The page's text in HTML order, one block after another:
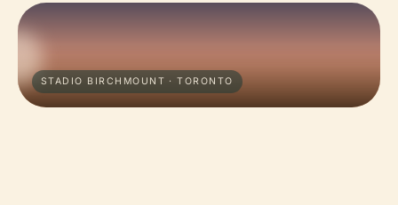
STADIO BIRCHMOUNT · TORONTO